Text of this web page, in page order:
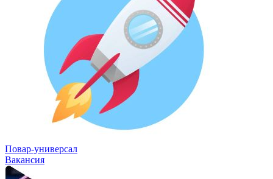
Повар-универсал
Вакансия